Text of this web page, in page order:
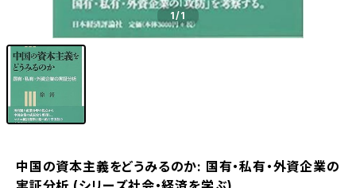
1/1
中国の資本主義をどうみるのか: 国有・私有・外資企業の